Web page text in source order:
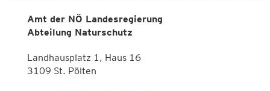
Amt der NÖ Landesregierung
Abteilung Naturschutz
Landhausplatz 1, Haus 16
3109 St. Pölten